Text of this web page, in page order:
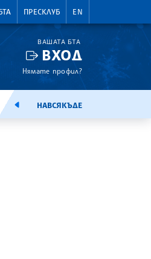
ПРЕСКЛУБ EN
ВАШАТА БТА
ВХОД
Нямате профил?
ЕМИСИЯНАВСЯКЪДЕ